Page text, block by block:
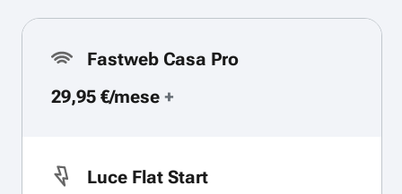
Fastweb Casa Pro
29,95 €/mese +
Luce Flat Start